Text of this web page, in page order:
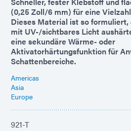
(0,25 Zoll/6 mm) für eine
Dieses Material ist so
mit UV-/sichtbares Licht
eine sekundäre Wärme- oder
Aktivatorhärtungsfunktion für
Schattenbereiche.
Americas
Asia
Europe
921-T